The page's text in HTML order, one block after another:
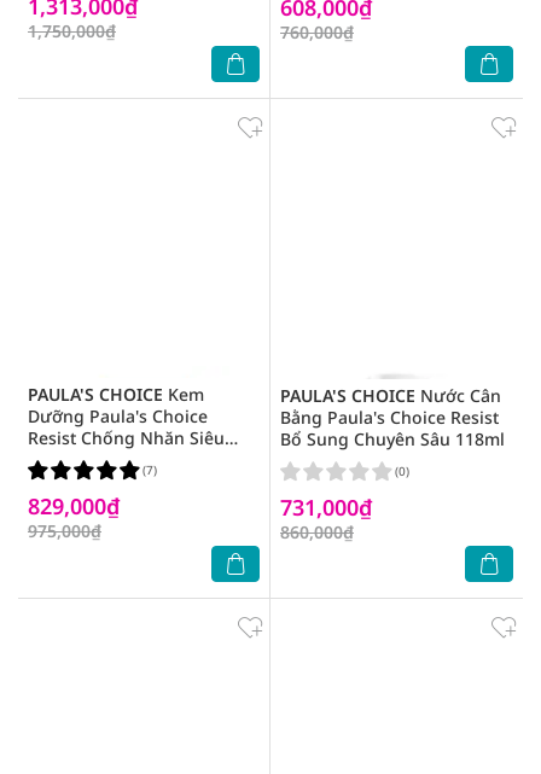
1,750,000₫
608,000₫
760,000₫
PAULA'S CHOICE Kem
Dưỡng Paula's Choice
Resist Chống Nhăn Siêu
Nhẹ SPF30 60ml
829,000₫
975,000₫
(7)
PAULA'S CHOICE Nước Cân
Bằng Paula's Choice Resist
Bổ Sung Chuyên Sâu 118ml
731,000₫
860,000₫
(0)